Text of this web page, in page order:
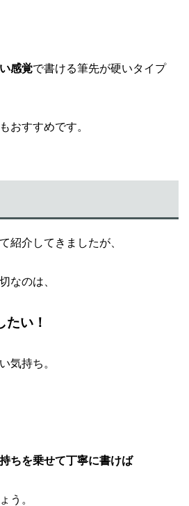
感覚で書ける筆先が硬いタイプ
おすすめです。
紹介してきましたが、
なのは、
たい！
気持ち。
ちを乗せて丁寧に書けば
う。